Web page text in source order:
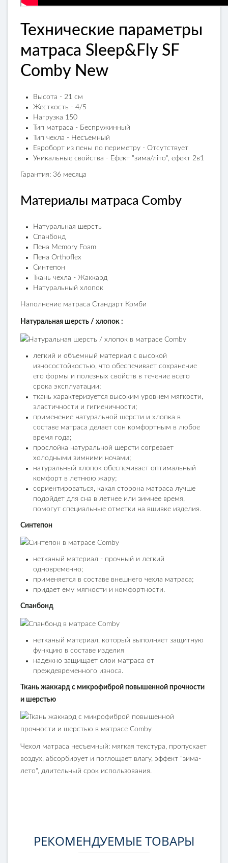
Технические параметры
матраса Sleep&Fly SF
Comby New
Высота - 21 см
Жесткость - 4/5
Нагрузка 150
Тип матраса - Беспружинный
Тип чехла - Несъемный
Евроборт из пены по периметру - Отсутствует
Уникальные свойства - Ефект "зима/літо", ефект 2в1
Гарантия: 36 месяца
Материалы матраса Comby
Натуральная шерсть
Спанбонд
Пена Memory Foam
Пена Orthoflex
Синтепон
Ткань чехла - Жаккард
Натуральный хлопок
Наполнение матраса Стандарт Комби
Натуральная шерсть / хлопок :
легкий и объемный материал с высокой
износостойкостью, что обеспечивает сохранение
его формы и полезных свойств в течение всего
срока эксплуатации;
ткань характеризуется высоким уровнем мягкости,
эластичности и гигиеничности;
применение натуральной шерсти и хлопка в
составе матраса делает сон комфортным в любое
время года;
прослойка натуральной шерсти согревает
холодными зимними ночами;
натуральный хлопок обеспечивает оптимальный
комфорт в летнюю жару;
сориентироваться, какая сторона матраса лучше
подойдет для сна в летнее или зимнее время,
помогут специальные отметки на вшивке изделия.
Синтепон
нетканый материал - прочный и легкий
одновременно;
применяется в составе внешнего чехла матраса;
придает ему мягкости и комфортности.
Спанбонд
нетканый материал, который выполняет защитную
функцию в составе изделия
надежно защищает слои матраса от
преждевременного износа.
Ткань жаккард с микрофиброй повышенной прочности
и шерстью
Чехол матраса несъемный: мягкая текстура, пропускает
воздух, абсорбирует и поглощает влагу, эффект "зима-
лето", длительный срок использования.
РЕКОМЕНДУЕМЫЕ ТОВАРЫ